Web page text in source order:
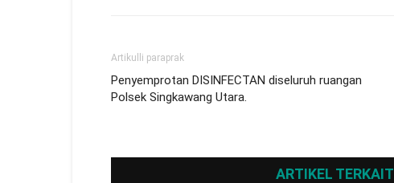
Artikulli paraprak
Penyemprotan DISINFECTAN diseluruh ruangan
Polsek Singkawang Utara.
ARTIKEL TERKAIT